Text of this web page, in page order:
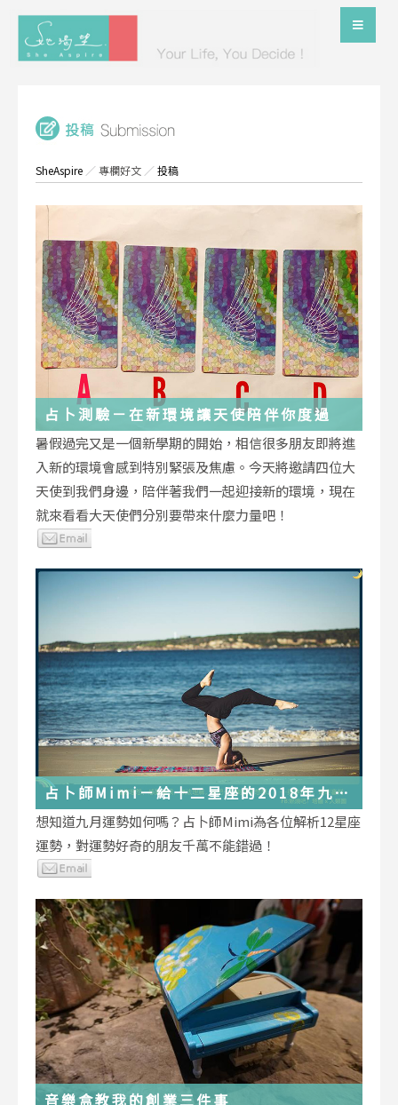
SheAspire ／專欄好文 ／投稿
占卜測驗－在新環境讓天使陪伴你度過
暑假過完又是一個新學期的開始，相信很多朋友即將進
入新的環境會感到特別緊張及焦慮。今天將邀請四位大
天使到我們身邊，陪伴著我們一起迎接新的環境，現在
就來看看大天使們分別要帶來什麼力量吧！
占卜師Mimi－給十二星座的2018年九月
運勢小叮嚀
想知道九月運勢如何嗎？占卜師Mimi為各位解析12星座
運勢，對運勢好奇的朋友千萬不能錯過！
音樂盒教我的創業三件事